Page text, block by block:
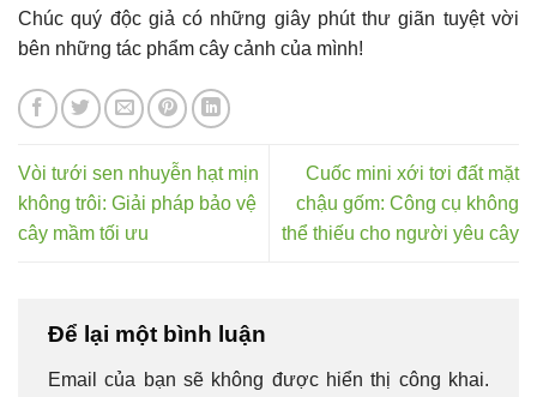
Chúc quý độc giả có những giây phút thư giãn tuyệt vời
bên những tác phẩm cây cảnh của mình!
Vòi tưới sen nhuyễn hạt mịn
không trôi: Giải pháp bảo vệ
cây mầm tối ưu
Cuốc mini xới tơi đất mặt
chậu gốm: Công cụ không
thể thiếu cho người yêu cây
Để lại một bình luận
Email của bạn sẽ không được hiển thị công khai.